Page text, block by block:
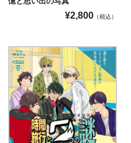
¥2,800 （税込）